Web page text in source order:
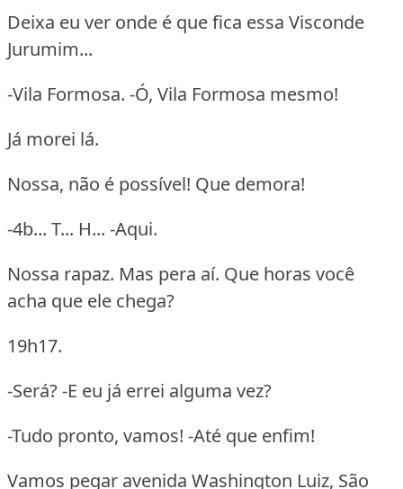
Deixa eu ver onde é que fica essa Visconde
Jurumim...
-Vila Formosa. -Ó, Vila Formosa mesmo!
Já morei lá.
Nossa, não é possível! Que demora!
-4b... T... H... -Aqui.
Nossa rapaz. Mas pera aí. Que horas você
acha que ele chega?
19h17.
-Será? -E eu já errei alguma vez?
-Tudo pronto, vamos! -Até que enfim!
Vamos pegar avenida Washington Luiz, São